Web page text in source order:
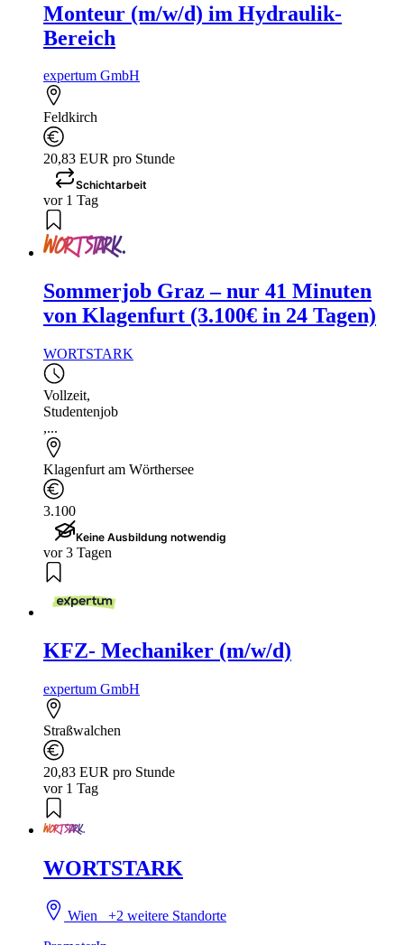
Monteur (m/w/d) im Hydraulik-
Bereich
expertum GmbH
Feldkirch
20,83 EUR pro Stunde
Schichtarbeit
vor 1 Tag
Sommerjob Graz – nur 41 Minuten
von Klagenfurt (3.100€ in 24 Tagen)
WORTSTARK
Vollzeit,
Studentenjob
,...
Klagenfurt am Wörthersee
3.100
Keine Ausbildung notwendig
vor 3 Tagen
KFZ- Mechaniker (m/w/d)
expertum GmbH
Straßwalchen
20,83 EUR pro Stunde
vor 1 Tag
WORTSTARK
Wien+2 weitere Standorte